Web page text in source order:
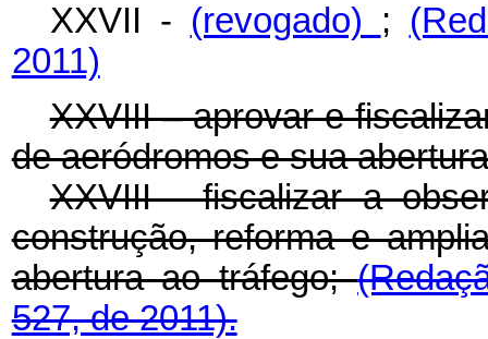
XXVII - (revogado) ;
2011)
XXVIII – aprovar e
de aeródromos e sua
XXVIII - fiscalizar a
construção, reforma e
abertura ao tráfego;
527, de 2011).